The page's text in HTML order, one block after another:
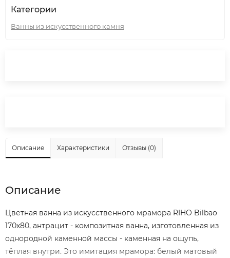
Категории
Ванны из искусственного камня
Описание Характеристики Отзывы (0)
Описание
Цветная ванна из искусственного мрамора RIHO Bilbao
170х80, антрацит - композитная ванна, изготовленная из
однородной каменной массы - каменная на ощупь,
тёплая внутри. Это имитация мрамора: белый матовый